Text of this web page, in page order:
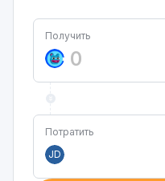
Получить
Потратить
JD